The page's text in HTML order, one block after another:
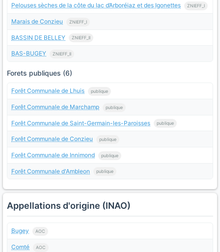
Pelouses sèches de la côte du lac d’Arboréiaz et des Igonettes ZNIEFF_I
Marais de Conzieu ZNIEFF_I
BASSIN DE BELLEY ZNIEFF_II
BAS-BUGEY ZNIEFF_II
Forets publiques (6)
Forêt Communale de Lhuis publique
Forêt Communale de Marchamp publique
Forêt Communale de Saint-Germain-les-Paroisses publique
Forêt Communale de Conzieu publique
Forêt Communale de Innimond publique
Forêt Communale d'Ambleon publique
Appellations d'origine (INAO)
Bugey AOC
Comté AOC